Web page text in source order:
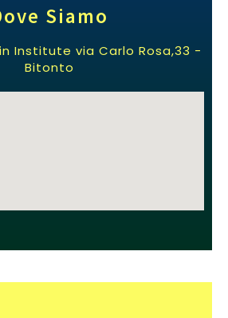
Siamo
Institute via Carlo Rosa,33 -
Bitonto